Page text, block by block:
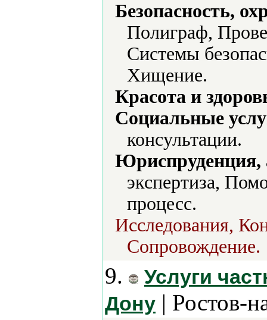
Безопасность,
Полиграф,
Системы
Хищение.
Красота и
Социальные
консультации.
Юриспруденция,
экспертиза,
процесс.
Исследования,
Сопровождение.
9.
Услуги
Дону | Ростов-